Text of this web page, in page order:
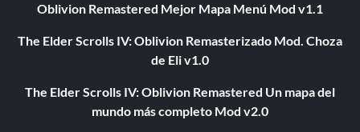
Oblivion Remastered Mejor Mapa Menú Mod v1.1
The Elder Scrolls IV: Oblivion Remasterizado Mod. Choza
de Eli v1.0
The Elder Scrolls IV: Oblivion Remastered Un mapa del
mundo más completo Mod v2.0